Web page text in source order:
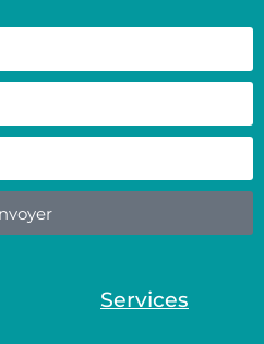
Services